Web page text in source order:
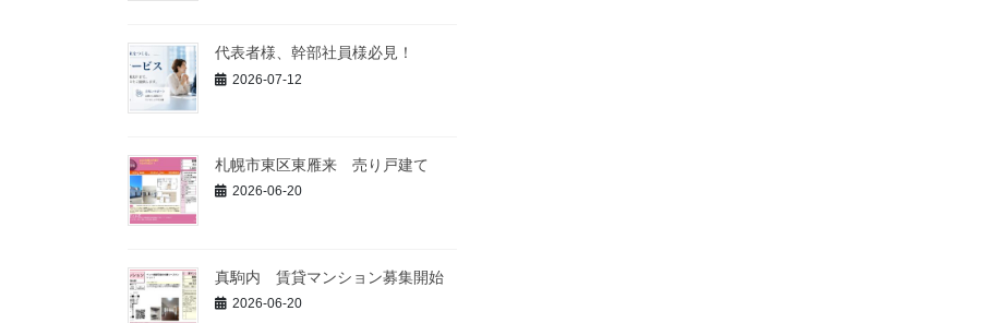
代表者様、幹部社員様必見！
2026-07-12
札幌市東区東雁来 売り戸建て
2026-06-20
真駒内 賃貸マンション募集開始
2026-06-20